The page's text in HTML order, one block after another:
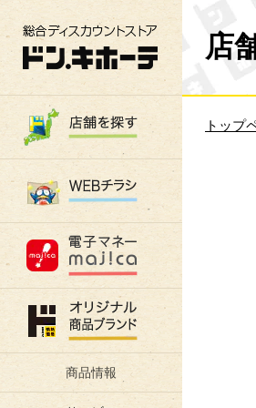
総合ディスカ
商品情報
店
トップ